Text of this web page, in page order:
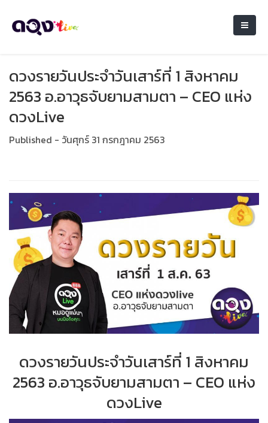
ดวงรายวันประจำวันเสาร์ที่ 1 สิงหาคม
2563 อ.อาวุธจับยามสามตา – CEO แห่ง
ดวงLive
Published - วันศุกร์ 31 กรกฎาคม 2563
ดวงรายวันประจำวันเสาร์ที่ 1 สิงหาคม
2563 อ.อาวุธจับยามสามตา – CEO แห่ง
ดวงLive